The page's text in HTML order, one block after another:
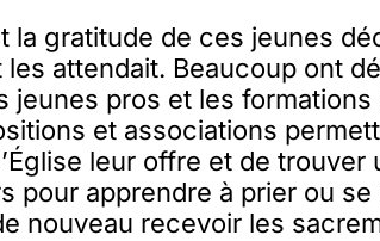
la gratitude de ces jeunes
les attendait. Beaucoup ont
jeunes pros et les formations
et associations
leur offre et de trouver
pour apprendre à prier ou
nouveau recevoir les